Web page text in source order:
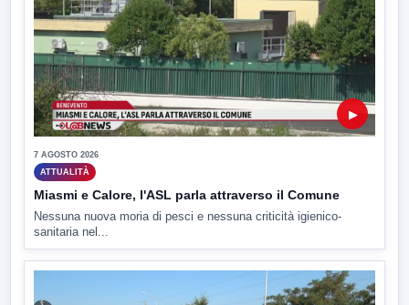
▶
7 AGOSTO 2026
ATTUALITÀ
Miasmi e Calore, l'ASL parla attraverso il Comune
Nessuna nuova moria di pesci e nessuna criticità igienico-
sanitaria nel...